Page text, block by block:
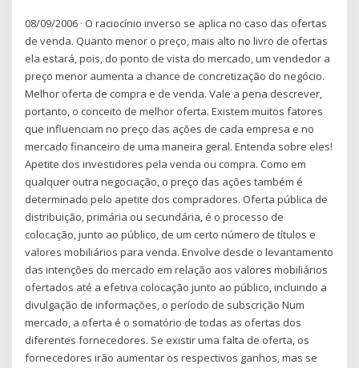
08/09/2006 · O raciocínio inverso se aplica no caso das ofertas
de venda. Quanto menor o preço, mais alto no livro de ofertas
ela estará, pois, do ponto de vista do mercado, um vendedor a
preço menor aumenta a chance de concretização do negócio.
Melhor oferta de compra e de venda. Vale a pena descrever,
portanto, o conceito de melhor oferta. Existem muitos fatores
que influenciam no preço das ações de cada empresa e no
mercado financeiro de uma maneira geral. Entenda sobre eles!
Apetite dos investidores pela venda ou compra. Como em
qualquer outra negociação, o preço das ações também é
determinado pelo apetite dos compradores. Oferta pública de
distribuição, primária ou secundária, é o processo de
colocação, junto ao público, de um certo número de títulos e
valores mobiliários para venda. Envolve desde o levantamento
das intenções do mercado em relação aos valores mobiliários
ofertados até a efetiva colocação junto ao público, incluindo a
divulgação de informações, o período de subscrição Num
mercado, a oferta é o somatório de todas as ofertas dos
diferentes fornecedores. Se existir uma falta de oferta, os
fornecedores irão aumentar os respectivos ganhos, mas se